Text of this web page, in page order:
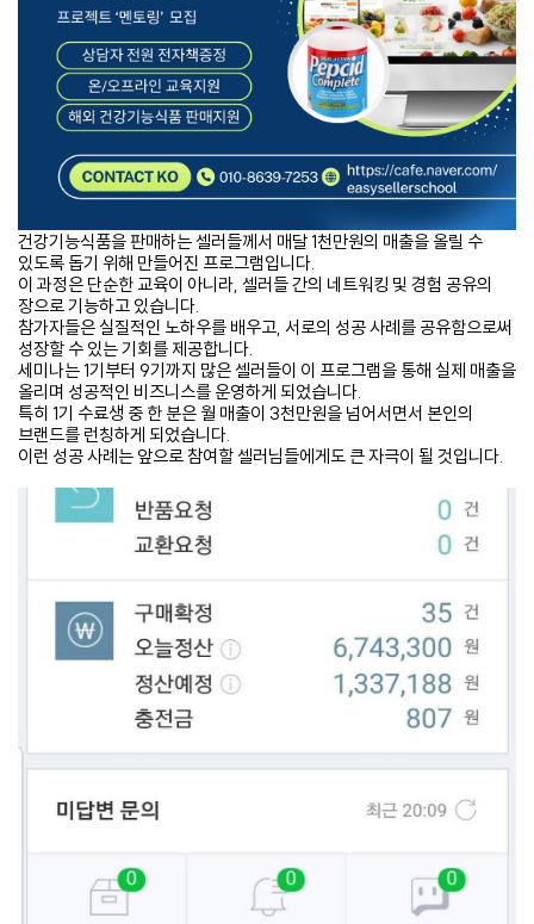
건강기능식품을 판매하는 셀러들께서 매달 1천만원의 매출을 올릴 수
있도록 돕기 위해 만들어진 프로그램입니다.
이 과정은 단순한 교육이 아니라, 셀러들 간의 네트워킹 및 경험 공유의
장으로 기능하고 있습니다.
참가자들은 실질적인 노하우를 배우고, 서로의 성공 사례를 공유함으로써
성장할 수 있는 기회를 제공합니다.
세미나는 1기부터 9기까지 많은 셀러들이 이 프로그램을 통해 실제 매출을
올리며 성공적인 비즈니스를 운영하게 되었습니다.
특히 1기 수료생 중 한 분은 월 매출이 3천만원을 넘어서면서 본인의
브랜드를 런칭하게 되었습니다.
이런 성공 사례는 앞으로 참여할 셀러님들에게도 큰 자극이 될 것입니다.